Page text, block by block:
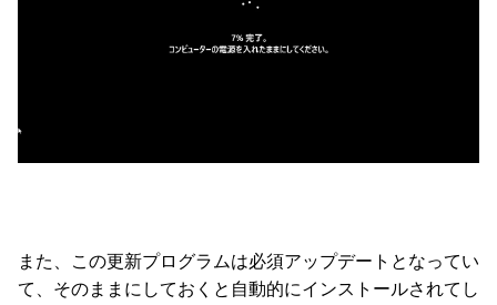
また、この更新プログラムは必須アップデートとなってい
て、そのままにしておくと自動的にインストールされてし